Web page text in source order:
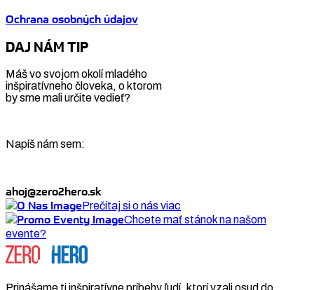
Ochrana osobných údajov
DAJ NÁM TIP
Máš vo svojom okolí mladého
inšpiratívneho človeka, o ktorom
by sme mali určite vedieť?
Napíš nám sem:
ahoj@zero2hero.sk
Prečítaj si o nás viac
Chcete mať stánok na našom
evente?